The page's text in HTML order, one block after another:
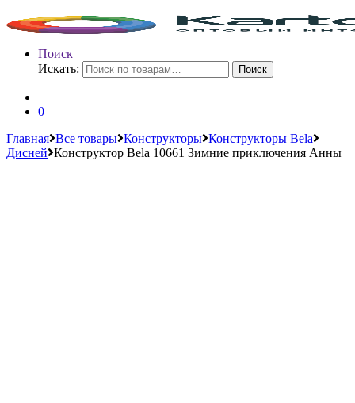
Поиск
Искать:
Поиск
0
Главная Все товары Конструкторы Конструкторы Bela
Дисней Конструктор Bela 10661 Зимние приключения Анны